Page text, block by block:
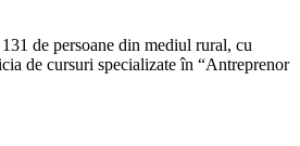
de persoane din mediul rural, cu
de cursuri specializate în “Antreprenor